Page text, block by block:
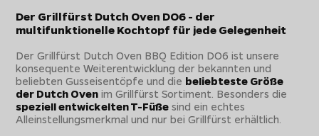
Der Grillfürst Dutch Oven DO6 - der
multifunktionelle Kochtopf für jede Gelegenheit
Der Grillfürst Dutch Oven BBQ Edition DO6 ist unsere
konsequente Weiterentwicklung der bekannten und
beliebten Gusseisentöpfe und die beliebteste Größe
der Dutch Oven im Grillfürst Sortiment. Besonders die
speziell entwickelten T-Füße sind ein echtes
Alleinstellungsmerkmal und nur bei Grillfürst erhältlich.